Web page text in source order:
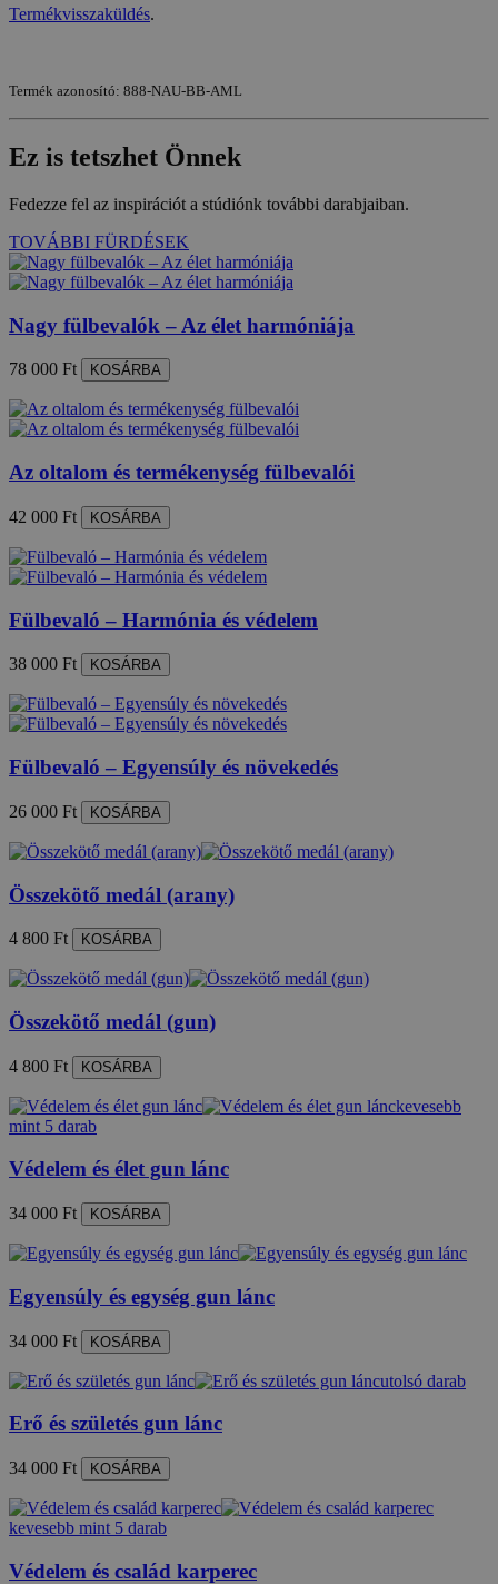
Termékvisszaküldés.
Termék azonosító: 888-NAU-BB-AML
Ez is tetszhet Önnek
Fedezze fel az inspirációt a stúdiónk további darabjaiban.
TOVÁBBI FÜRDÉSEK
Nagy fülbevalók – Az élet harmóniája
78 000 Ft KOSÁRBA
Az oltalom és termékenység fülbevalói
42 000 Ft KOSÁRBA
Fülbevaló – Harmónia és védelem
38 000 Ft KOSÁRBA
Fülbevaló – Egyensúly és növekedés
26 000 Ft KOSÁRBA
Összekötő medál (arany)
4 800 Ft KOSÁRBA
Összekötő medál (gun)
4 800 Ft KOSÁRBA
kevesebb
mint 5 darab
Védelem és élet gun lánc
34 000 Ft KOSÁRBA
Egyensúly és egység gun lánc
34 000 Ft KOSÁRBA
utolsó darab
Erő és születés gun lánc
34 000 Ft KOSÁRBA
kevesebb mint 5 darab
Védelem és család karperec